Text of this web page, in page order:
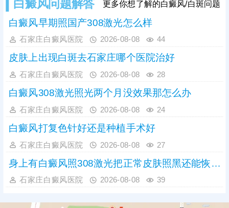
白癜风问题解答 更多你想了解的白癜风/白斑问题
白癜风早期照国产308激光怎么样
石家庄白癜风医院 2026-08-08 44
皮肤上出现白斑去石家庄哪个医院治好
石家庄白癜风医院 2026-08-08 28
白癜风308激光照光两个月没效果那怎么办
石家庄白癜风医院 2026-08-08 24
白癜风打复色针好还是种植手术好
石家庄白癜风医院 2026-08-08 27
身上有白癜风照308激光把正常皮肤照黑还能恢复吗
石家庄白癜风医院 2026-08-08 39